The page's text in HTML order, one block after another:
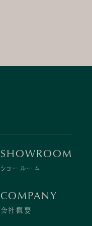
SHOWROOM
ショールーム
COMPANY
会社概要